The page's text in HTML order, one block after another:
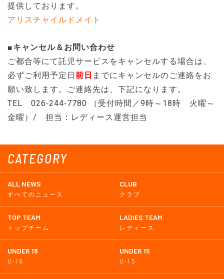
CATEGORY
ALL NEWS
すべてのニュース
CLUB
クラブ
TOP TEAM
トップチーム
LADIES TEAM
レディース
UNDER 18
U-18
UNDER 15
U-15
提供しております。
アリスチャイルドメイト
■キャンセル＆お問い合わせ
ご都合等にて託児サービスをキャンセルする場合は、
必ずご利用予定日前日 までにキャンセルのご連絡をお
願い致します。ご連絡先は、下記になります。
TEL 026‐244‐7780 （受付時間／9時～18時 火曜～
金曜）/ 担当：レディース運営担当